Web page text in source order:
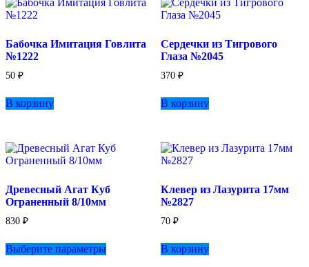
Опции
на
Бабочка Имитация Говлита
№1222
50 ₽
В корзину
Сердечки из Тигрового
Глаза №2045
370 ₽
В корзину
Древесный Агат Куб
Ограненный 8/10мм
830 ₽
Выберите параметры
Клевер из Лазурита 17мм
№2827
70 ₽
В корзину